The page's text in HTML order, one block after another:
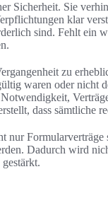
Sicherheit. Sie
klar
sind. Fehlt ein
zu
waren oder nicht
dass sämtliche
nur
Dadurch wird